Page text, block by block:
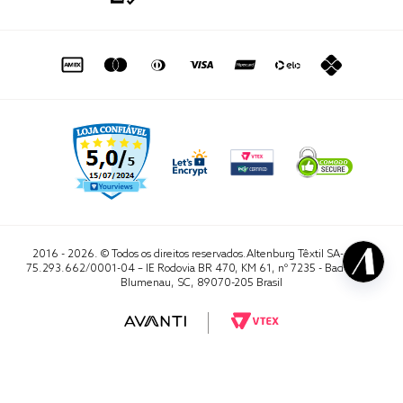
sac@altenburg.com.br
2016 - 2026. © Todos os direitos reservados.Altenburg Têxtil SA- CNPJ
75.293.662/0001-04 – IE Rodovia BR 470, KM 61, nº 7235 - Badenfurt,
Blumenau, SC, 89070-205 Brasil